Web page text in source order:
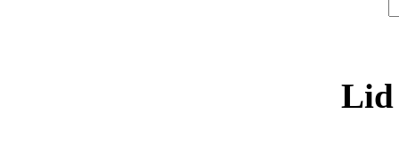
Lid